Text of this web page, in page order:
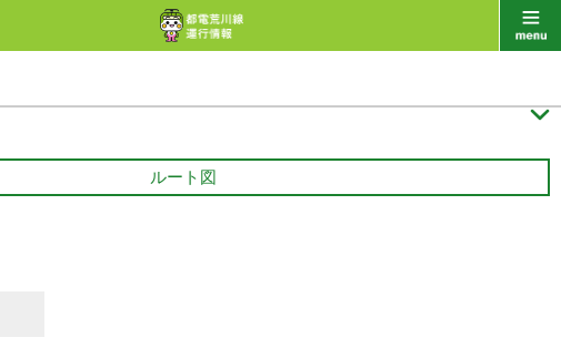

ルート図